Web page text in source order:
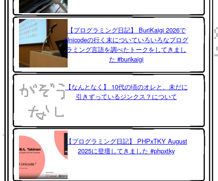
【プログラミング日記】 BuriKaigi 2026で
Unicodeの行く末についていろいろなプログ
ラミング言語を調べたトークをしてきまし
た #burikaigi
【なんとなく】 10代の頃のオレと、未だに
引きずっているジンクス？について
【プログラミング日記】 PHPxTKY August
2025に登壇してきました #phpxtky